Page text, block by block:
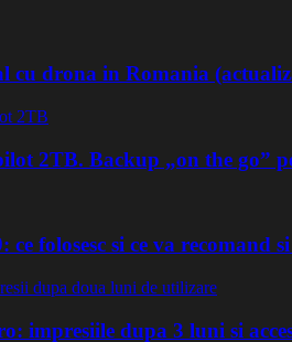
cu drona in Romania
2TB. Backup „on the go”
ce folosesc si ce va recomand
impresiile dupa 3 luni si